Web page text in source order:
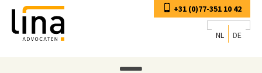
+31 (0)77-351 10 42
NL DE